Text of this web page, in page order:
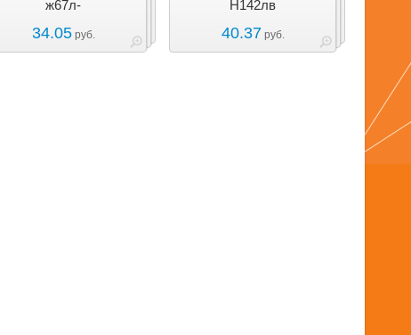
ж67л-
34.05руб.
Н142лв
40.37 руб.